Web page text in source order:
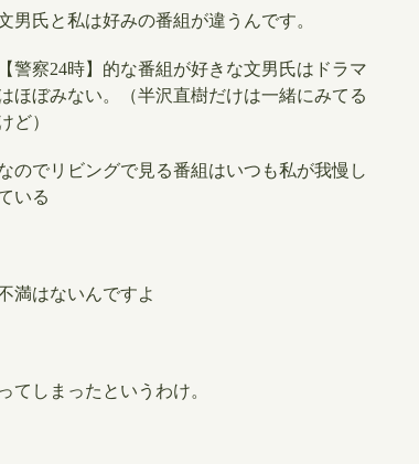
男氏と私は好みの番組が違うんです。
【警察24時】的な番組が好きな文男氏はドラマ
ほぼみない。（半沢直樹だけは一緒にみてる
ど）
のでリビングで見る番組 はいつも私が我慢し
いる
満はないんですよ
しまったというわけ。